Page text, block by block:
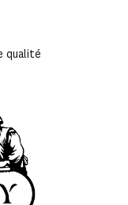
qualité